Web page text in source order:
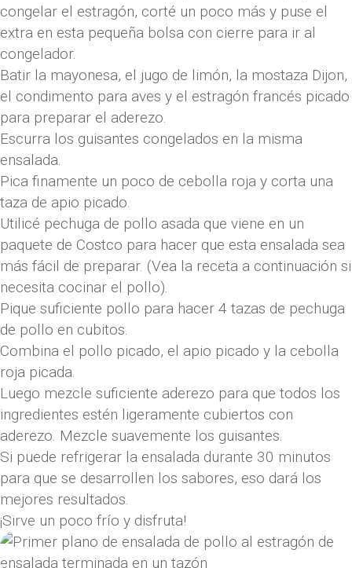
congelar el estragón, corté un poco más y puse el
extra en esta pequeña bolsa con cierre para ir al
congelador.
Batir la mayonesa, el jugo de limón, la mostaza Dijon,
el condimento para aves y el estragón francés picado
para preparar el aderezo.
Escurra los guisantes congelados en la misma
ensalada.
Pica finamente un poco de cebolla roja y corta una
taza de apio picado.
Utilicé pechuga de pollo asada que viene en un
paquete de Costco para hacer que esta ensalada sea
más fácil de preparar. (Vea la receta a continuación si
necesita cocinar el pollo).
Pique suficiente pollo para hacer 4 tazas de pechuga
de pollo en cubitos.
Combina el pollo picado, el apio picado y la cebolla
roja picada.
Luego mezcle suficiente aderezo para que todos los
ingredientes estén ligeramente cubiertos con
aderezo. Mezcle suavemente los guisantes.
Si puede refrigerar la ensalada durante 30 minutos
para que se desarrollen los sabores, eso dará los
mejores resultados.
¡Sirve un poco frío y disfruta!